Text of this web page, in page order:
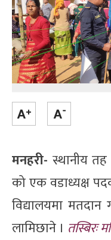
मनहरी- स्थानीय तह
को एक वडाध्यक्ष
विद्यालयमा मतदान
लामिछाने । तस्बिरः